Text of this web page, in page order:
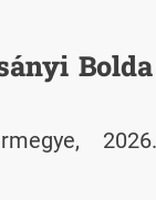
Solid